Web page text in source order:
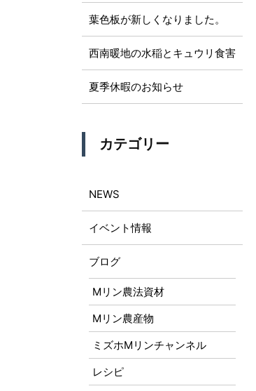
葉色板が新しくなりました。
西南暖地の水稲とキュウリ食害
夏季休暇のお知らせ
カテゴリー
NEWS
イベント情報
ブログ
Mリン農法資材
Mリン農産物
ミズホMリンチャンネル
レシピ